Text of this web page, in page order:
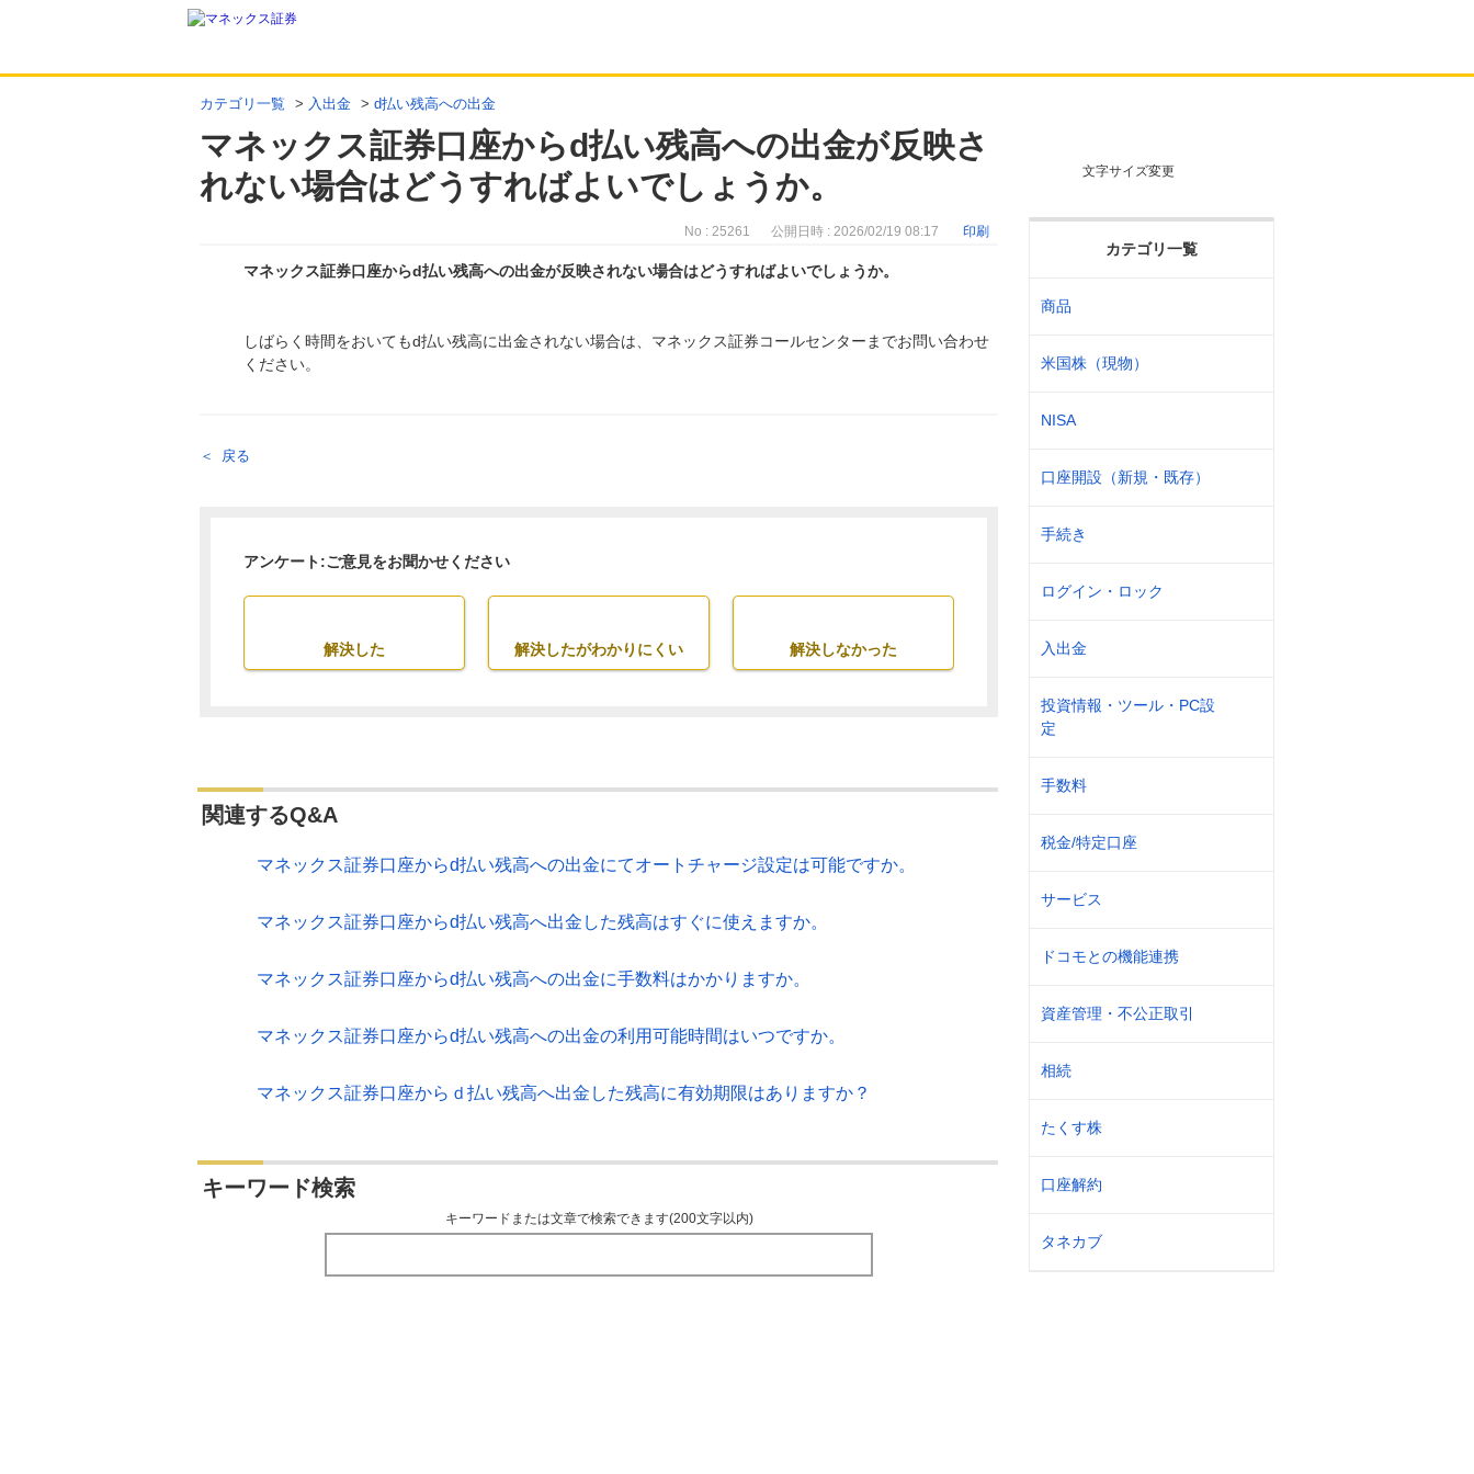
カテゴリ一覧 > 入出金 > d払い残高への出金
マネックス証券口座からd払い残高への出金が反映さ
れない場合はどうすればよいでしょうか。
文字サイズ変更
カテゴリ一覧
商品
米国株（現物）
NISA
口座開設（新規・既存）
手続き
ログイン・ロック
入出金
投資情報・ツール・PC設
定
手数料
税金/特定口座
サービス
ドコモとの機能連携
資産管理・不公正取引
相続
たくす株
口座解約
タネカブ
No : 25261 公開日時 : 2026/02/19 08:17 印刷
マネックス証券口座からd払い残高への出金が反映されない場合はどうすればよいでしょうか。
しばらく時間をおいてもd払い残高に出金されない場合は、マネックス証券コールセンターまでお問い合わせ
ください。
戻る
アンケート:ご意見をお聞かせください
解決した 解決したがわかりにくい 解決しなかった
関連するQ&A
マネックス証券口座からd払い残高への出金にてオートチャージ設定は可能ですか。
マネックス証券口座からd払い残高へ出金した残高はすぐに使えますか。
マネックス証券口座からd払い残高への出金に手数料はかかりますか。
マネックス証券口座からd払い残高への出金の利用可能時間はいつですか。
マネックス証券口座からｄ払い残高へ出金した残高に有効期限はありますか？
キーワード検索
キーワードまたは文章で検索できます(200文字以内)